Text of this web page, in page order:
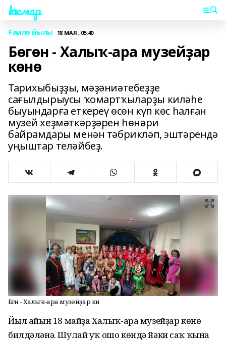
Һаҡмар
Ғаилә йылы 18 МАЯ , 05:40
Бөгөн - Халыҡ-ара музейҙар
көнө
Тарихыбыҙҙы, мәҙәниәтебеҙҙе
сағылдырыусы ҡомартҡыларҙы киләһе
быуындарға еткереү өсөн күп көс һалған
музей хеҙмәткәрҙәрен һөнәри
байрамдары менән тәбрикләп, эштәрендә
уңыштар теләйбеҙ.
Бөгөн - Халыҡ-ара музейҙар көнө
Йыл һайын 18 майҙа Халыҡ-ара музейҙар көнө
билдәләнә. Шулай уҡ ошо көндә йәки саҡ ҡына